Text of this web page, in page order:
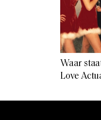
Waar
Love